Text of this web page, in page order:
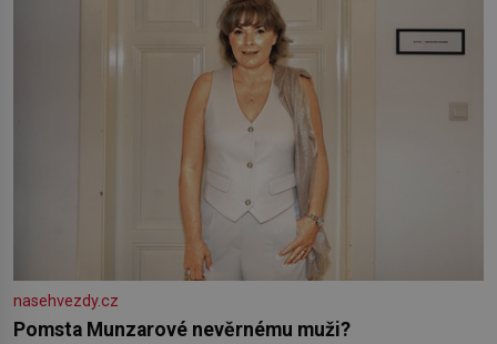
nasehvezdy.cz
Pomsta Munzarové nevěrnému muži?